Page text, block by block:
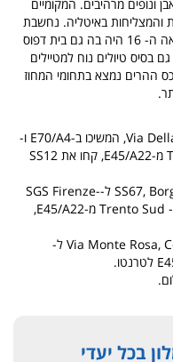
אבן ונופים מרהיבים. המקומיים
והמצליחות באיטליה. נחשבת
למרכז כלכלי, מדעי וחינוכי בצפון איטליה. במאה ה- 16 היה בה גם בית דפוס
בסיס טיולים נוח למטיילים
ההרים נמצא בתחומי המחוז
עלו על A57 מ- Via Della Liberta, המשיכו ב-E70/A4 ו-
E45/A22 לטרנטו, צאו ביציאה Trento Sud מ-E45/A22, קחו את SS12
קחו את SS67, Borgo Ognissanti ל-SGS Firenze-
Pisa-Livorno, המשיכו ב- E45/A22 וצאו ב- Trento Sud מ-E45/A22,
קחו את Via Monte Rosa, Corso Magneta ל-
בכל יעדי